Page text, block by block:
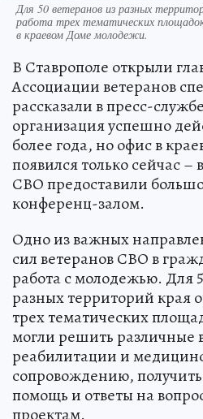
Для 50 ветеранов из разных
работа трех тематических
в краевом Доме молодежи.
В Ставрополе открыли
Ассоциации ветеранов
рассказали в пресс-
организация успешно
более года, но офис в
появился только сейчас
СВО предоставили
конференц-залом.
Одно из важных
сил ветеранов СВО в
работа с молодежью. Для
разных территорий края
трех тематических
могли решить различные
реабилитации и
сопровождению,
помощь и ответы на